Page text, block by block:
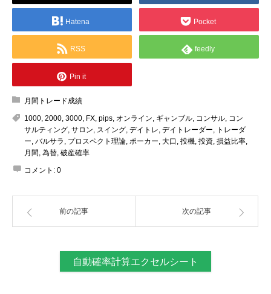
Hatena Pocket
RSS feedly
Pin it
月間トレード成績
1000, 2000, 3000, FX, pips, オンライン, ギャンブル, コンサル, コン
サルティング, サロン, スイング, デイトレ, デイトレーダー, トレーダ
ー, バルサラ , プロスペクト理論, ポーカー, 大口 , 投機, 投資, 損益比率,
月間, 為替, 破産確率
コメント: 0
前の記事 次の記事
自動確率計算エクセルシート